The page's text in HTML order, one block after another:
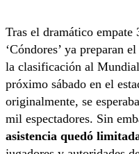
Tras el dramático empate
‘Cóndores’ ya preparan
la clasificación al
próximo sábado en el
originalmente, se
mil espectadores. Sin
asistencia quedó